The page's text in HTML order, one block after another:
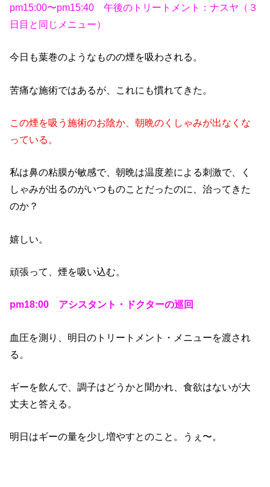
pm15:00〜pm15:40 午後のトリートメント：ナスヤ（３
日目と同じメニュー）
今日も葉巻のようなものの煙を吸わされる。
苦痛な施術ではあるが、これにも慣れてきた。
この煙を吸う施術のお陰か、朝晩のくしゃみが出なくな
っている。
私は鼻の粘膜が敏感で、朝晩は温度差による刺激で、く
しゃみが出るのがいつものことだったのに、治ってきた
のか？
嬉しい。
頑張って、煙を吸い込む。
pm18:00 アシスタント・ドクターの巡回
血圧を測り、明日のトリートメント・メニューを渡され
る。
ギーを飲んで、調子はどうかと聞かれ、食欲はないが大
丈夫と答える。
明日はギーの量を少し増やすとのこと。うぇ〜。